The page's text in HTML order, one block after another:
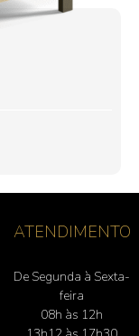
ATENDIMENTO
De Segunda à Sexta-
feira
08h às 12h